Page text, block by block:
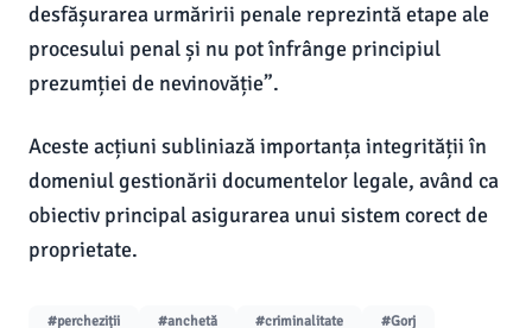
desfășurarea urmăririi penale reprezintă etape ale
procesului penal și nu pot înfrânge principiul
prezumției de nevinovăție”.
Aceste acțiuni subliniază importanța integrității în
domeniul gestionării documentelor legale, având ca
obiectiv principal asigurarea unui sistem corect de
proprietate.
#percheziții #anchetă #criminalitate
#Gorj